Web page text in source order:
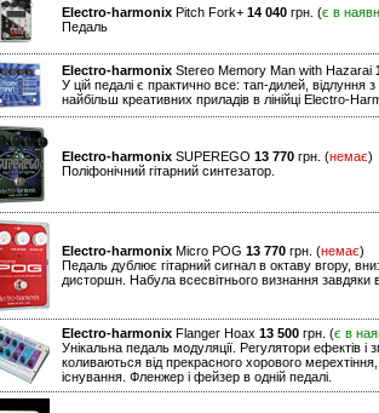
Electro-harmonix Pitch Fork+ 14 040 грн. (є в
Педаль
Electro-harmonix Stereo Memory Man with Hazarai
У цій педалі є практично все: тап-дилей,
найбільш креативних приладів в лінійці Electro-
Electro-harmonix SUPEREGO 13 770 грн. (немає)
Поліфонічний гітарний синтезатор.
Electro-harmonix Micro POG 13 770 грн. (немає)
Педаль дублює гітарний сигнал в октаву вгору,
дисторшн. Набула всесвітнього визнання
Electro-harmonix Flanger Hoax 13 500 грн. (є в
Унікальна педаль модуляції. Регулятори ефектів
коливаються від прекрасного хорового
існування. Фленжер і фейзер в одній педалі.